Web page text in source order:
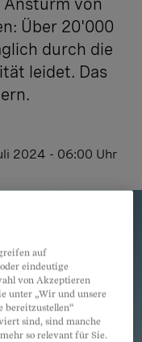
von
Über 20'000
durch die
leidet. Das
2024 - 06:00 Uhr
auf
eindeutige
von Akzeptieren
unter „Wir und unsere
bereitzustellen“
sind, sind manche
so relevant für Sie.